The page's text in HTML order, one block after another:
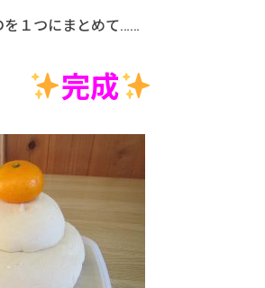
を１つにまとめて……
… 完成